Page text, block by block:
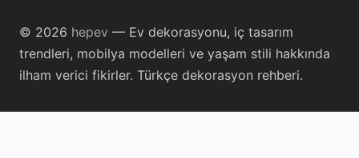
© 2026 hepev — Ev dekorasyonu, iç tasarım
trendleri, mobilya modelleri ve yaşam stili hakkında
ilham verici fikirler. Türkçe dekorasyon rehberi.